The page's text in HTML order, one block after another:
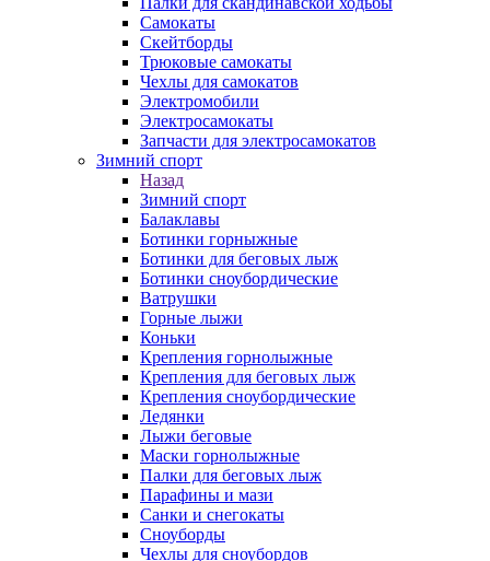
Самокаты
Скейтборды
Трюковые самокаты
Чехлы для самокатов
Электромобили
Электросамокаты
Запчасти для электросамокатов
Зимний спорт
Назад
Зимний спорт
Балаклавы
Ботинки горныжные
Ботинки для беговых лыж
Ботинки сноубордические
Ватрушки
Горные лыжи
Коньки
Крепления горнолыжные
Крепления для беговых лыж
Крепления сноубордические
Ледянки
Лыжи беговые
Маски горнолыжные
Палки для беговых лыж
Парафины и мази
Санки и снегокаты
Сноуборды
Чехлы для сноубордов